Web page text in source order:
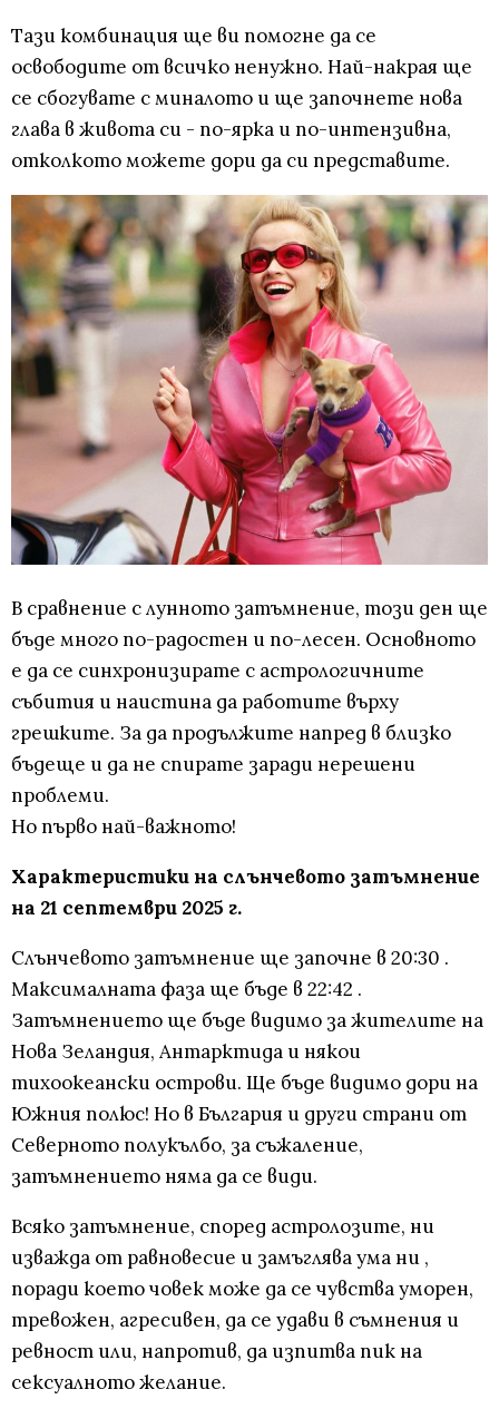
Тази комбинация ще ви помогне да се
освободите от всичко ненужно. Най-накрая ще
се сбогувате с миналото и ще започнете нова
глава в живота си - по-ярка и по-интензивна,
отколкото можете дори да си представите.
В сравнение с лунното затъмнение, този ден ще
бъде много по-радостен и по-лесен. Основното
е да се синхронизирате с астрологичните
събития и наистина да работите върху
грешките. За да продължите напред в близко
бъдеще и да не спирате заради нерешени
проблеми.
Но първо най-важното!
Характеристики на слънчевото затъмнение
на 21 септември 2025 г.
Слънчевото затъмнение ще започне в 20:30 .
Максималната фаза ще бъде в 22:42 .
Затъмнението ще бъде видимо за жителите на
Нова Зеландия, Антарктида и някои
тихоокеански острови. Ще бъде видимо дори на
Южния полюс! Но в България и други страни от
Северното полукълбо, за съжаление,
затъмнението няма да се види.
Всяко затъмнение, според астролозите, ни
изважда от равновесие и замъглява ума ни ,
поради което човек може да се чувства уморен,
тревожен, агресивен, да се удави в съмнения и
ревност или, напротив, да изпитва пик на
сексуалното желание.